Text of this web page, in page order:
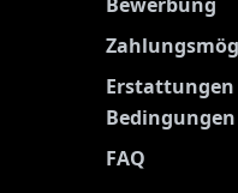
Erstattungen
Bedingungen
FAQ